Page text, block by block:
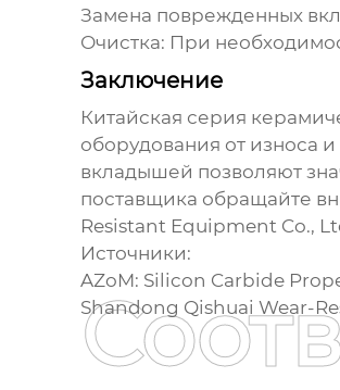
Замена поврежденных
Очистка: При
Заключение
Китайская серия
оборудования от износа
вкладышей позволяют
поставщика обращайте
Resistant Equipment Co.,
Источники:
AZoM: Silicon Carbide
Shandong Qishuai Wear-